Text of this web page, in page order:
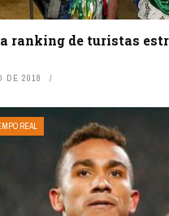
ranking de turistas
DE 2018
REAL